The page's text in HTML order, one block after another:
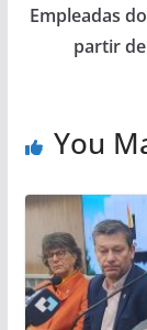
Empleadas
partir
You